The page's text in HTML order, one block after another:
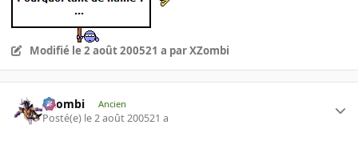
Modifié le 2 août 200521 a par XZombi
XZombi Ancien
Posté(e) le 2 août 200521 a